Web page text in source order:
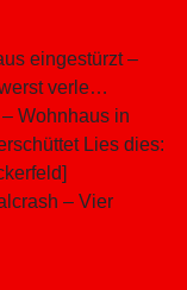
eingestürzt –
verle…
Wohnhaus in
Lies dies:
– Vier